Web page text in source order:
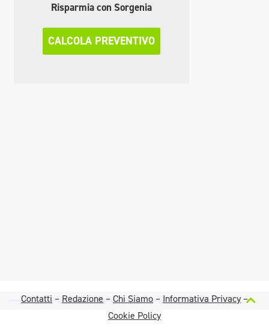
Risparmia con Sorgenia
CALCOLA PREVENTIVO
Contatti – Redazione –Chi Siamo – Informativa Privacy–
Cookie Policy